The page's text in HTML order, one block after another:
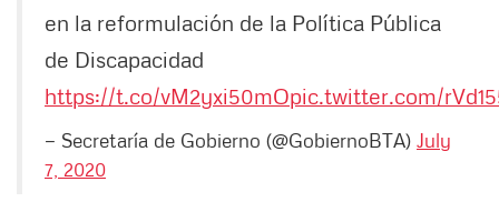
en la reformulación de la Política Pública
de Discapacidad
https://t.co/vM2yxi50mOpic.twitter.com/
— Secretaría de Gobierno (@GobiernoBTA) July
7, 2020